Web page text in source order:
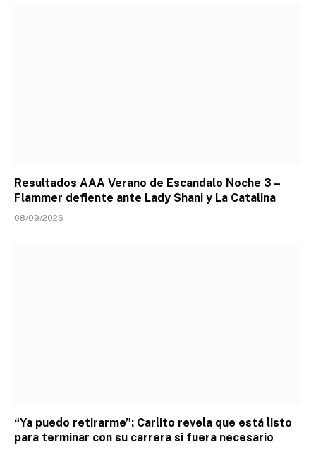
Resultados AAA Verano de Escandalo Noche 3 –
Flammer defiente ante Lady Shani y La Catalina
08/09/2026
“Ya puedo retirarme”: Carlito revela que está listo
para terminar con su carrera si fuera necesario